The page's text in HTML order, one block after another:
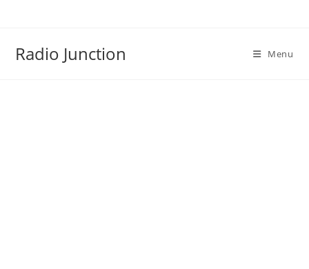
Radio Junction Menu